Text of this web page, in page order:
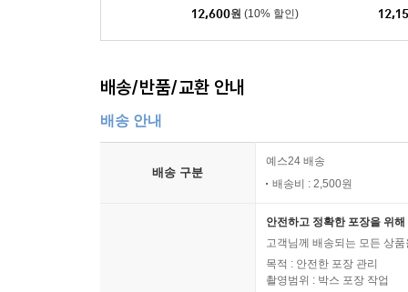
12,600원 (10% 할인)
배송/반품/교환 안내
배송 안내
배송 구분
예스24 배송
배송비 : 2,500원
안전하고 정확한 포장을 위
고객님께 배송되는 모든 상
목적 : 안전한 포장 관리
촬영범위 : 박스 포장 작업